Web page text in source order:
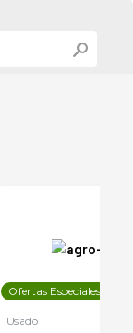
Ofertas Especiales
Usado